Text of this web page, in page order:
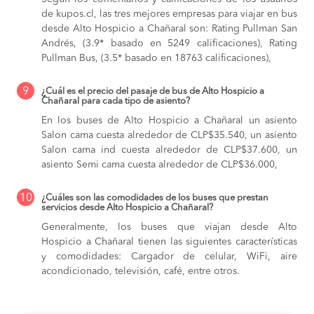
de kupos.cl, las tres mejores empresas para viajar en bus
desde Alto Hospicio a Chañaral son: Rating Pullman San
Andrés, (3.9* basado en 5249 calificaciones), Rating
Pullman Bus, (3.5* basado en 18763 calificaciones),
9
¿Cuál es el precio del pasaje de bus de Alto Hospicio a
Chañaral para cada tipo de asiento?
En los buses de Alto Hospicio a Chañaral un asiento
Salon cama cuesta alrededor de CLP$35.540, un asiento
Salon cama ind cuesta alrededor de CLP$37.600, un
asiento Semi cama cuesta alrededor de CLP$36.000,
10
¿Cuáles son las comodidades de los buses que prestan
servicios desde Alto Hospicio a Chañaral?
Generalmente, los buses que viajan desde Alto
Hospicio a Chañaral tienen las siguientes características
y comodidades: Cargador de celular, WiFi, aire
acondicionado, televisión, café, entre otros.